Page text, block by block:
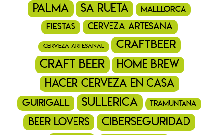
Palma Sa Rueta Malllorca
fiestas cerveza artesana
cerveza artesanal craftbeer
craft beer
home brew
hacer cerveza en casa
guirigall sullerica tramuntana
beer lovers ciberseguridad